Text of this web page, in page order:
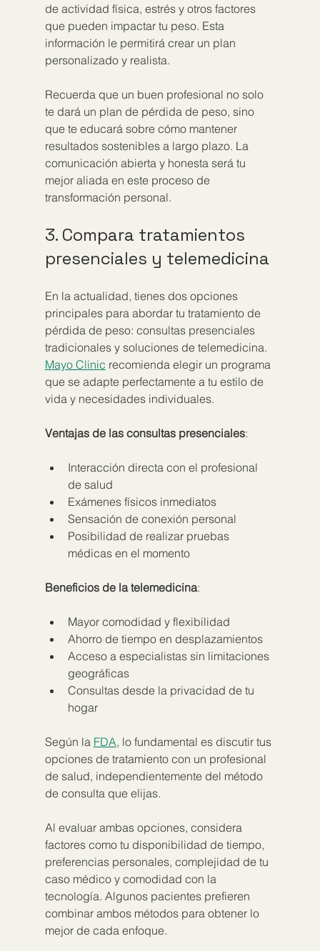
de actividad física, estrés y otros factores
que pueden impactar tu peso. Esta
información le permitirá crear un plan
personalizado y realista.
Recuerda que un buen profesional no solo
te dará un plan de pérdida de peso, sino
que te educará sobre cómo mantener
resultados sostenibles a largo plazo. La
comunicación abierta y honesta será tu
mejor aliada en este proceso de
transformación personal.
3. Compara tratamientos
presenciales y telemedicina
En la actualidad, tienes dos opciones
principales para abordar tu tratamiento de
pérdida de peso: consultas presenciales
tradicionales y soluciones de telemedicina.
Mayo Clinic recomienda elegir un programa
que se adapte perfectamente a tu estilo de
vida y necesidades individuales.
Ventajas de las consultas presenciales:
Interacción directa con el profesional
de salud
Exámenes físicos inmediatos
Sensación de conexión personal
Posibilidad de realizar pruebas
médicas en el momento
Beneficios de la telemedicina:
Mayor comodidad y flexibilidad
Ahorro de tiempo en desplazamientos
Acceso a especialistas sin limitaciones
geográficas
Consultas desde la privacidad de tu
hogar
Según la FDA, lo fundamental es discutir tus
opciones de tratamiento con un profesional
de salud, independientemente del método
de consulta que elijas.
Al evaluar ambas opciones, considera
factores como tu disponibilidad de tiempo,
preferencias personales, complejidad de tu
caso médico y comodidad con la
tecnología. Algunos pacientes prefieren
combinar ambos métodos para obtener lo
mejor de cada enfoque.